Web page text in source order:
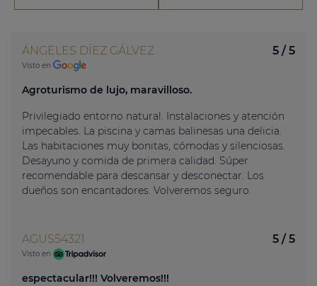
ÁNGELES DÍEZ GÁLVEZ
Visto en
5 / 5
Agroturismo de lujo, maravilloso.
Privilegiado entorno natural. Instalaciones y atención
impecables. La piscina y camas balinesas una delicia.
Las habitaciones muy bonitas, cómodas y silenciosas.
Desayuno y comida de primera calidad. Súper
recomendable para descansar y desconectar. Los
dueños son encantadores. Volveremos seguro.
AGUS54321
Visto en
5 / 5
espectacular!!! Volveremos!!!